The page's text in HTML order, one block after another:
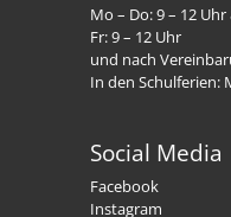
Mo – Do: 9 – 12
Fr: 9 – 12 Uhr
und nach
In den Schulferien:
Social Media
Facebook
Instagram